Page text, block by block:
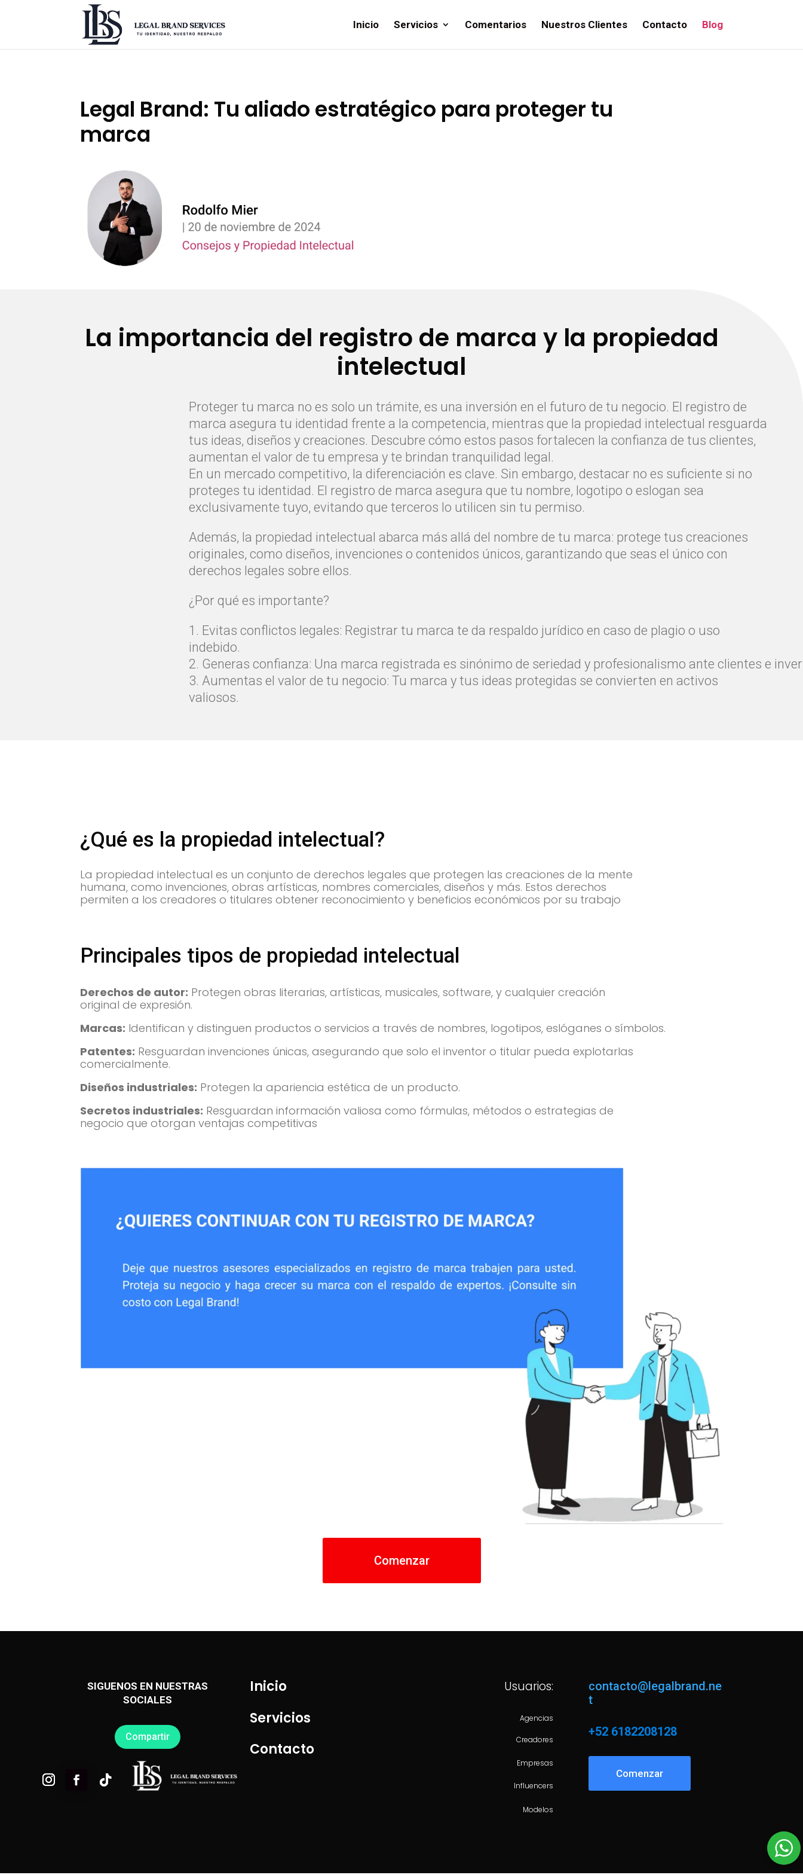
Inicio Servicios Comentarios Nuestros Clientes Contacto Blog
Legal Brand: Tu aliado estratégico para proteger tu
marca
La importancia del registro de marca y la propiedad
intelectual
Proteger tu marca no es solo un trámite, es una inversión en el futuro de tu negocio. El registro de
marca asegura tu identidad frente a la competencia, mientras que la propiedad intelectual resguarda
tus ideas, diseños y creaciones. Descubre cómo estos pasos fortalecen la confianza de tus clientes,
aumentan el valor de tu empresa y te brindan tranquilidad legal.
En un mercado competitivo, la diferenciación es clave. Sin embargo, destacar no es suficiente si no
proteges tu identidad. El registro de marca asegura que tu nombre, logotipo o eslogan sea
exclusivamente tuyo, evitando que terceros lo utilicen sin tu permiso.
Además, la propiedad intelectual abarca más allá del nombre de tu marca: protege tus creaciones
originales, como diseños, invenciones o contenidos únicos, garantizando que seas el único con
derechos legales sobre ellos.
¿Por qué es importante?
1. Evitas conflictos legales: Registrar tu marca te da respaldo jurídico en caso de plagio o uso
indebido.
2. Generas confianza: Una marca registrada es sinónimo de seriedad y profesionalismo ante clientes e
3. Aumentas el valor de tu negocio: Tu marca y tus ideas protegidas se convierten en activos
valiosos.
¿Qué es la propiedad intelectual?
La propiedad intelectual es un conjunto de derechos legales que protegen las creaciones de la mente
humana, como invenciones, obras artísticas, nombres comerciales, diseños y más. Estos derechos
permiten a los creadores o titulares obtener reconocimiento y beneficios económicos por su trabajo
Principales tipos de propiedad intelectual
Derechos de autor: Protegen obras literarias, artísticas, musicales, software, y cualquier creación
original de expresión.
Marcas: Identifican y distinguen productos o servicios a través de nombres, logotipos, eslóganes o símbolos.
Patentes: Resguardan invenciones únicas, asegurando que solo el inventor o titular pueda explotarlas
comercialmente.
Diseños industriales: Protegen la apariencia estética de un producto.
Secretos industriales: Resguardan información valiosa como fórmulas, métodos o estrategias de
negocio que otorgan ventajas competitivas
Comenzar
SIGUENOS EN NUESTRAS
SOCIALES
Compartir
Inicio
Servicios
Contacto
Usuarios:
Agencias
Creadores
Empresas
Influencers
Modelos
contacto@legalbrand.ne
t
+52 6182208128
Comenzar